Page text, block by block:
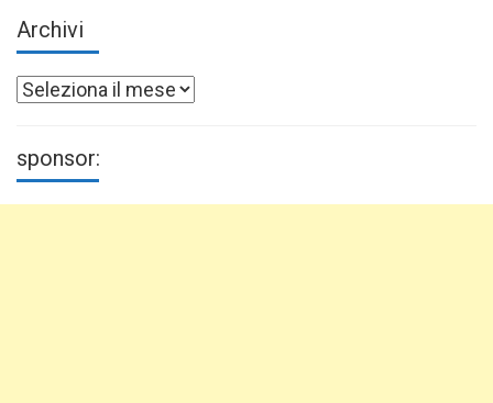
Archivi
Archivi
sponsor: